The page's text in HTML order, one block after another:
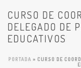
CURSO DE
DELEGADO DE
EDUCATIVOS
PORTADA » CURSO DE